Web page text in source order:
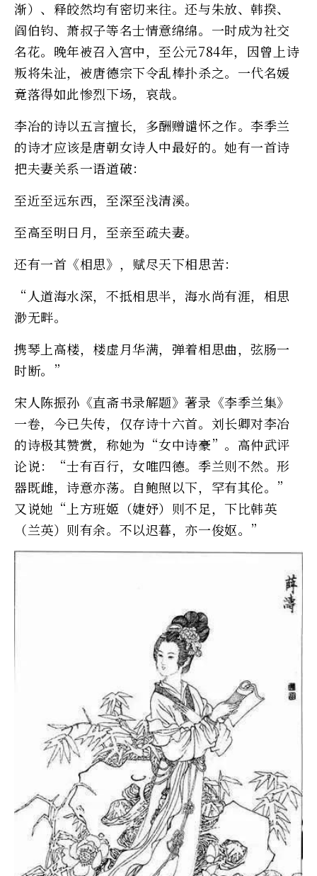
渐）、释皎然均有密切来往。还与朱放、韩揆、
阎伯钧、萧叔子等名士情意绵绵。一时成为社交
名花。晚年被召入宫中，至公元784年，因曾上诗
叛将朱沚，被唐德宗下令乱棒扑杀之。一代名媛
竟落得如此惨烈下场，哀哉。
李冶的诗以五言擅长，多酬赠谴怀之作。李季兰
的诗才应该是唐朝女诗人中最好的。她有一首诗
把夫妻关系一语道破：
至近至远东西，至深至浅清溪。
至高至明日月，至亲至疏夫妻。
还有一首《相思》，赋尽天下相思苦：
“人道海水深，不抵相思半，海水尚有涯，相思
渺无畔。
携琴上高楼，楼虚月华满，弹着相思曲，弦肠一
时断。”
宋人陈振孙《直斋书录解题》著录《李季兰集》
一卷，今已失传，仅存诗十六首。刘长卿对李冶
的诗极其赞赏，称她为“女中诗豪”。高仲武评
论说：“士有百行，女唯四德。季兰则不然。形
器既雌，诗意亦荡。自鲍照以下，罕有其伦。”
又说她“上方班姬（婕妤）则不足，下比韩英
（兰英）则有余。不以迟暮，亦一俊妪。”